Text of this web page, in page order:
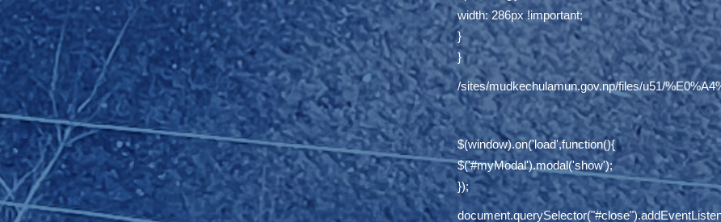
width: 286px !important;
}
}
/sites/mudkechulamun.gov.np/files/u51/
$(window).on('load',function(){
$('#myModal').modal('show');
});